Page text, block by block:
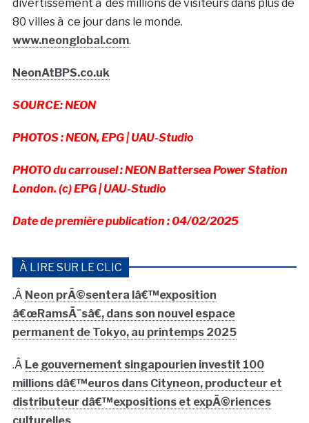
divertissement à des millions de visiteurs dans plus de
80 villes à ce jour dans le monde.
www.neonglobal.com.
NeonAtBPS.co.uk
SOURCE: NEON
PHOTOS : NEON, EPG | UAU-Studio
PHOTO du carrousel : NEON Battersea Power Station
London. (c) EPG | UAU-Studio
Date de première publication : 04/02/2025
À LIRE SUR LE CLIC
.Â Neon prÃ©sentera lâ€™exposition
â€œRamsÃ¨sâ€, dans son nouvel espace
permanent de Tokyo, au printemps 2025
.Â Le gouvernement singapourien investit 100
millions dâ€™euros dans Cityneon, producteur et
distributeur dâ€™expositions et expÃ©riences